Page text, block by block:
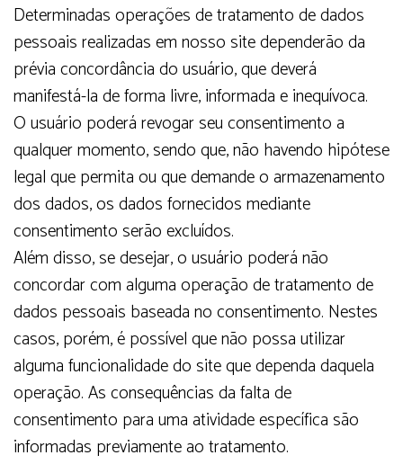
Determinadas operações de tratamento de dados
pessoais realizadas em nosso site dependerão da
prévia concordância do usuário, que deverá
manifestá-la de forma livre, informada e inequívoca.
O usuário poderá revogar seu consentimento a
qualquer momento, sendo que, não havendo hipótese
legal que permita ou que demande o armazenamento
dos dados, os dados fornecidos mediante
consentimento serão excluídos.
Além disso, se desejar, o usuário poderá não
concordar com alguma operação de tratamento de
dados pessoais baseada no consentimento. Nestes
casos, porém, é possível que não possa utilizar
alguma funcionalidade do site que dependa daquela
operação. As consequências da falta de
consentimento para uma atividade específica são
informadas previamente ao tratamento.